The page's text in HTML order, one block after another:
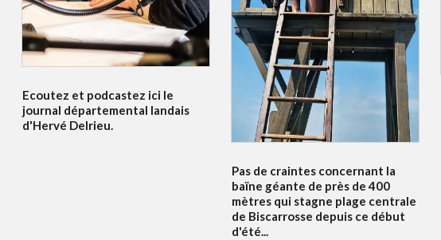
Ecoutez et podcastez ici le
journal départemental landais
d'Hervé Delrieu.
Pas de craintes concernant la
baïne géante de près de 400
mètres qui stagne plage centrale
de Biscarrosse depuis ce début
d'été...